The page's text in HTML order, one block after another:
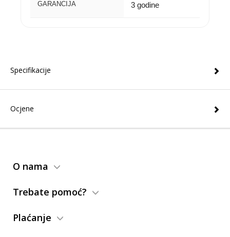
GARANCIJA 3 godine
Specifikacije
Ocjene
O nama
Trebate pomoć?
Plaćanje